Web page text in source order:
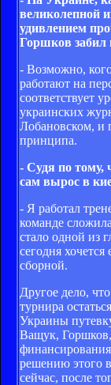
великолепной
удивлением
Горшков забил
- Возможно,
работают на
соответствует
украинских
Лобановском, и
принципа.
- Судя по тому,
сам вырос в
- Я работал
команде
стало одной из
сегодня
сборной.
Другое дело,
турнира
Украины
Ващук, Горшков,
решению этого
сейчас, после